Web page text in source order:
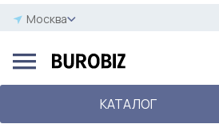
Москва
КАТАЛОГ